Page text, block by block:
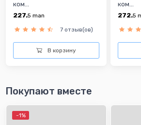
ком...
227.5 man
7 отзыв(ов)
В корзину
ком...
272.5
Покупают вместе
-1%